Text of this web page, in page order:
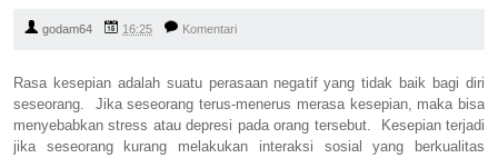
godam64 16:25 Komentari
Rasa kesepian adalah suatu perasaan negatif yang tidak baik bagi diri
seseorang. Jika seseorang terus-menerus merasa kesepian, maka bisa
menyebabkan stress atau depresi pada orang tersebut. Kesepian terjadi
jika seseorang kurang melakukan interaksi sosial yang berkualitas